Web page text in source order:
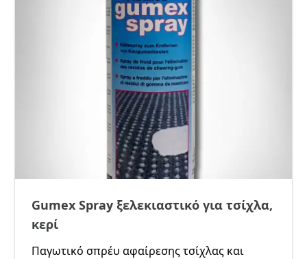
Gumex Spray ξελεκιαστικό για τσίχλα,
κερί
Παγωτικό σπρέυ αφαίρεσης τσίχλας και